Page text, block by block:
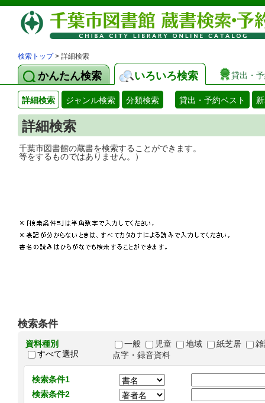
検索トップ> 詳細検索
かんたん検索 いろいろ検索 貸出・
詳細検索 ジャンル検索 分類検索 貸出・予約ベスト
詳細検索
千葉市図書館の蔵書を検索することがで
等をするものではありません。）
検索条件
資料種別
すべて選択
一般 児童 地域 紙芝居
点字・録音資料
検索条件1
検索条件2